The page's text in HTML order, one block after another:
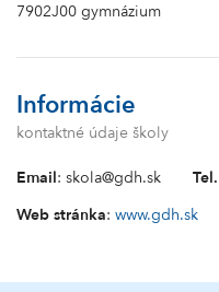
7902J00 gymnázium
Informácie
kontaktné údaje školy
Email: skola@gdh.sk
Web stránka: www.gdh.sk